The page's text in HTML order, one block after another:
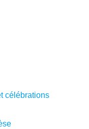
célébrations